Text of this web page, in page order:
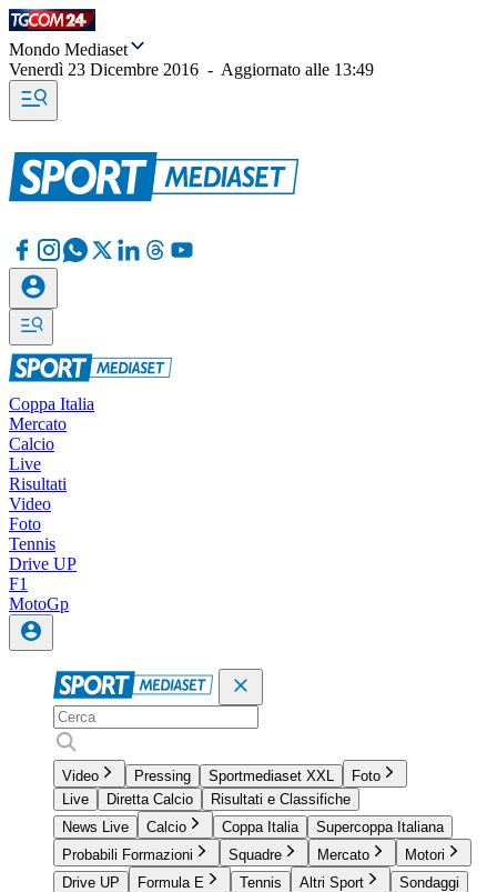
Mondo Mediaset
Venerdì 23 Dicembre 2016 - Aggiornato alle 13:49
Coppa Italia
Mercato
Calcio
Live
Risultati
Video
Foto
Tennis
Drive UP
F1
MotoGp
Video Pressing Sportmediaset XXL
Foto
Live
Diretta Calcio
Risultati e Classifiche
News Live
Calcio Coppa Italia
Supercoppa Italiana
Probabili Formazioni
Squadre Mercato
Motori
Drive UP
Formula E Tennis Altri Sport
Sondaggi